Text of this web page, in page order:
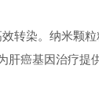
染。纳米颗
癌基因治疗提